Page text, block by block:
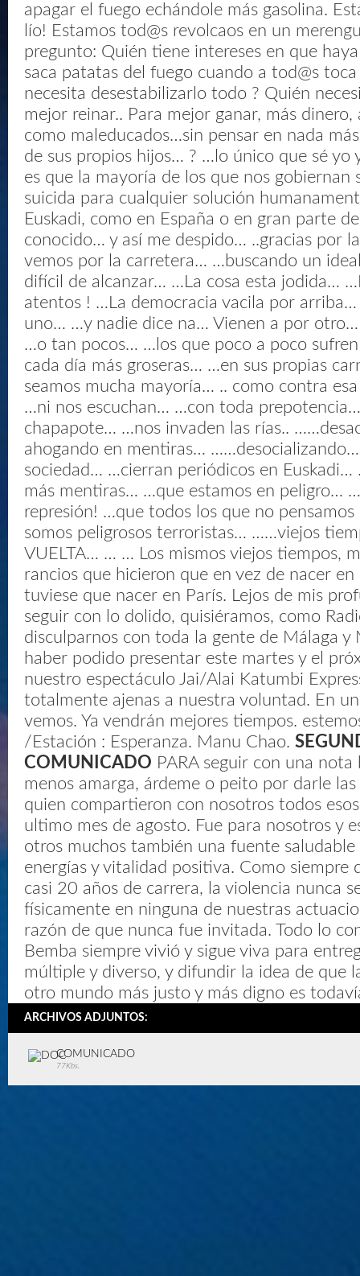
apagar el fuego echándole más gasolina.
lío! Estamos tod@s revolcaos en un
pregunto: Quién tiene intereses en que
saca patatas del fuego cuando a tod@s
necesita desestabilizarlo todo ? Quién
mejor reinar.. Para mejor ganar, más
como maleducados…sin pensar en nada
de sus propios hijos… ? …lo único que sé yo
es que la mayoría de los que nos gobiernan
suicida para cualquier solución
Euskadi, como en España o en gran parte
conocido… y así me despido… ..gracias por
vemos por la carretera… …buscando un
difícil de alcanzar… …La cosa esta jodida…
atentos ! …La democracia vacila por
uno… …y nadie dice na… Vienen a por
…o tan pocos… …los que poco a poco
cada día más groseras… …en sus propias
seamos mucha mayoría… .. como contra
…ni nos escuchan… …con toda
chapapote… …nos invaden las rías..
ahogando en mentiras…
sociedad… …cierran periódicos en
más mentiras… …que estamos en peligro…
represión! …que todos los que no
somos peligrosos terroristas… ……viejos
VUELTA… … … Los mismos viejos tiempos,
rancios que hicieron que en vez de nacer
tuviese que nacer en París. Lejos de mis
seguir con lo dolido, quisiéramos, como
disculparnos con toda la gente de Málaga y
haber podido presentar este martes y el
nuestro espectáculo Jai/Alai Katumbi
totalmente ajenas a nuestra voluntad. En
vemos. Ya vendrán mejores tiempos.
/Estación : Esperanza. Manu Chao.
COMUNICADO PARA seguir con una
menos amarga, árdeme o peito por darle las
quien compartieron con nosotros todos
ultimo mes de agosto. Fue para nosotros y
otros muchos también una fuente saludable
energías y vitalidad positiva. Como siempre
casi 20 años de carrera, la violencia nunca
físicamente en ninguna de nuestras
razón de que nunca fue invitada. Todo lo
Bemba siempre vivió y sigue viva para
múltiple y diverso, y difundir la idea de que
otro mundo más justo y más digno es
ARCHIVOS ADJUNTOS:
COMUNICADO
77Kbs.